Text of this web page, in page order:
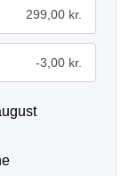
299,00 kr.
-3,00 kr.